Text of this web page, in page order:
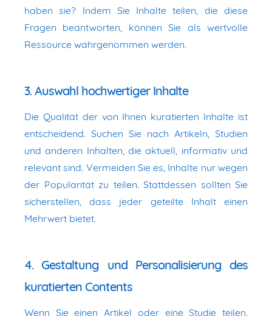
haben sie? Indem Sie Inhalte teilen, die diese
Fragen beantworten, können Sie als wertvolle
Ressource wahrgenommen werden.
3. Auswahl hochwertiger Inhalte
Die Qualität der von Ihnen kuratierten Inhalte ist
entscheidend. Suchen Sie nach Artikeln, Studien
und anderen Inhalten, die aktuell, informativ und
relevant sind. Vermeiden Sie es, Inhalte nur wegen
der Popularität zu teilen. Stattdessen sollten Sie
sicherstellen, dass jeder geteilte Inhalt einen
Mehrwert bietet.
4. Gestaltung und Personalisierung des
kuratierten Contents
Wenn Sie einen Artikel oder eine Studie teilen,